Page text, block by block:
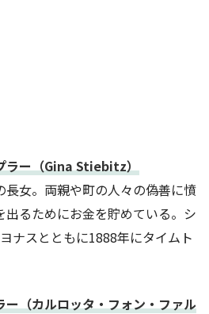
ラー（Gina Stiebitz）
女。両親や町の人々の偽善に憤
出るためにお金を貯めている。シ
ナスとともに1888年にタイムト
（カルロッタ・フォン・ファル